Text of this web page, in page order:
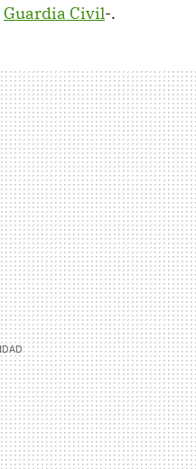
Guardia Civil-.